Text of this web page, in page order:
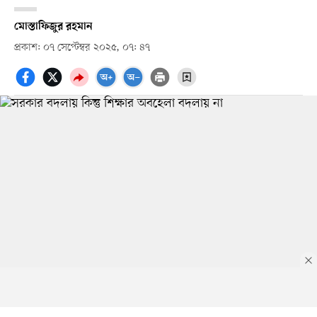
মোস্তাফিজুর রহমান
প্রকাশ: ০৭ সেপ্টেম্বর ২০২৫, ০৭: ৪৭